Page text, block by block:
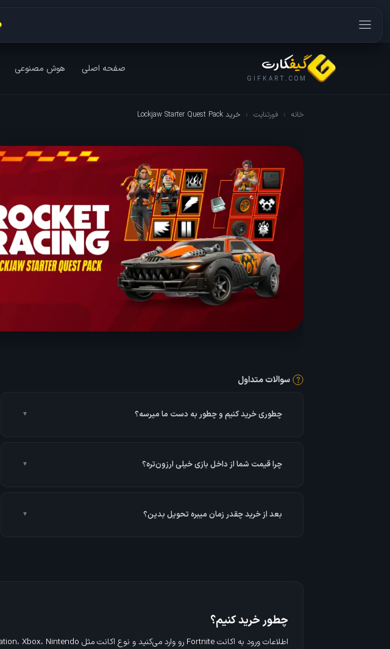
گیفکارت
GIFKART.COM
صفحه اصلی هوش مصنوعی
خانه › فورتنایت › خرید Lockjaw Starter Quest Pack
سوالات متداول
چطوری خرید کنیم و چطور به دست ما میرسه؟ ▼
چرا قیمت شما از داخل بازی خیلی ارزون‌تره؟ ▼
بعد از خرید چقدر زمان میبره تحویل بدین؟ ▼
چطور خرید کنیم؟
اطلاعات ورود به اکانت Fortnite رو وارد می‌کنید و نوع اکانت مثل EpicGames، PlayStation، Xbox، Nintendo رو انتخاب می‌کنید و روی خرید می‌زنید و تمام.